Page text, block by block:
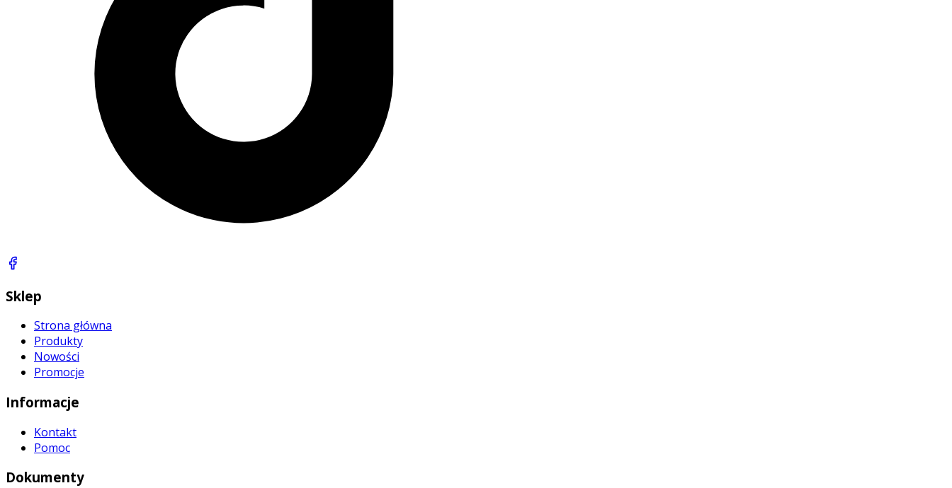
Sklep
Strona główna
Produkty
Nowości
Promocje
Informacje
Kontakt
Pomoc
Dokumenty